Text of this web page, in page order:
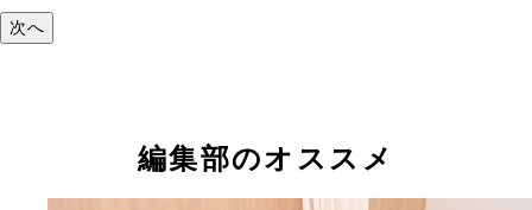
次へ
編集部のオススメ